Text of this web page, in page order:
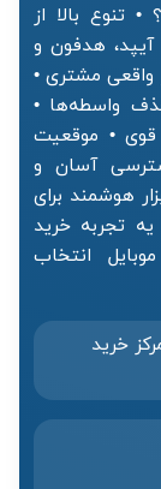
تنوع بالا از
هدفون و
واقعی مشتری •
واسطه‌ها •
• موقعیت
آسان و
هوشمند برای
تجربه خرید
انتخاب
خرید‌